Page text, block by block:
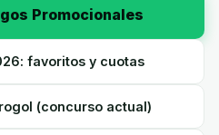
Promocionales
favoritos y cuotas
(concurso actual)